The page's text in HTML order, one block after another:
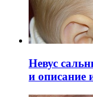
Невус
и описание